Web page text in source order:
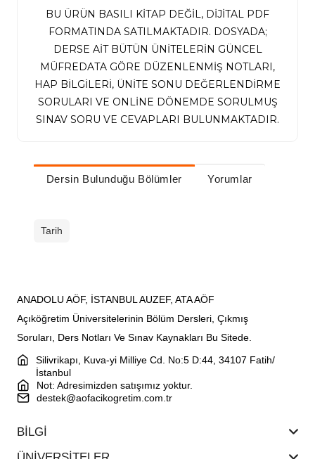
BU ÜRÜN BASILI KİTAP DEĞİL, DİJİTAL PDF
FORMATINDA SATILMAKTADIR. DOSYADA;
DERSE AİT BÜTÜN ÜNİTELERİN GÜNCEL
MÜFREDATA GÖRE DÜZENLENMİŞ NOTLARI,
HAP BİLGİLERİ, ÜNİTE SONU DEĞERLENDİRME
SORULARI VE ONLİNE DÖNEMDE SORULMUŞ
SINAV SORU VE CEVAPLARI BULUNMAKTADIR.
Dersin Bulunduğu Bölümler Yorumlar
Tarih
ANADOLU AÖF, İSTANBUL AUZEF, ATA AÖF
Açıköğretim Üniversitelerinin Bölüm Dersleri, Çıkmış
Soruları, Ders Notları Ve Sınav Kaynakları Bu Sitede.
Silivrikapı, Kuva-yi Milliye Cd. No:5 D:44, 34107 Fatih/
İstanbul
Not: Adresimizden satışımız yoktur.
destek@aofacikogretim.com.tr
BİLGİ